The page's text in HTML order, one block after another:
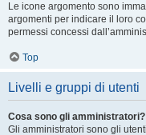
Le icone argomento sono
argomenti per indicare il loro
permessi concessi
Top
Livelli e gruppi di utenti
Cosa sono gli amministratori?
Gli amministratori sono gli